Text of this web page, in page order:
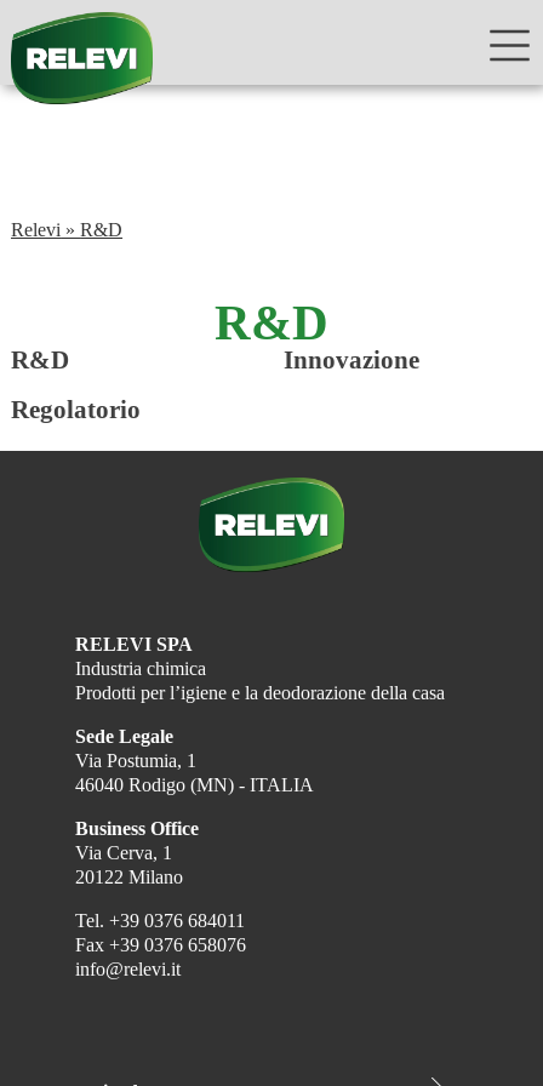
Relevi »R&D
R&D
R&D
Innovazione
Regolatorio
RELEVI SPA
Industria chimica
Prodotti per l’igiene e la deodorazione della casa
Sede Legale
Via Postumia, 1
46040 Rodigo (MN) - ITALIA
Business Office
Via Cerva, 1
20122 Milano
Tel. +39 0376 684011
Fax +39 0376 658076
info@relevi.it